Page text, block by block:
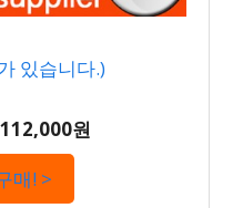
있습니다.)
112,000원
매! >